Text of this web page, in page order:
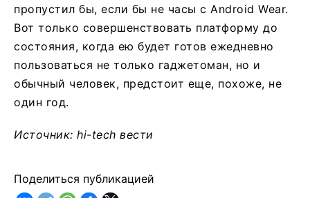
пропустил бы, если бы не часы с Android Wear.
Вот только совершенствовать платформу до
состояния, когда ею будет готов ежедневно
пользоваться не только гаджетоман, но и
обычный человек, предстоит еще, похоже, не
один год.
Источник: hi-tech вести
Поделиться публикацией